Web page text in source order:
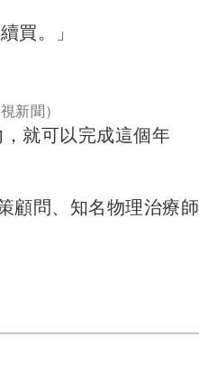
買。」
新聞）
就可以完成這個年
顧問、知名物理治療師